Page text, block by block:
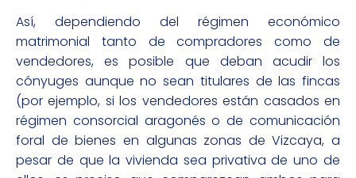
Así, dependiendo del régimen económico
matrimonial tanto de compradores como de
vendedores, es posible que deban acudir los
cónyuges aunque no sean titulares de las fincas
(por ejemplo, si los vendedores están casados en
régimen consorcial aragonés o de comunicación
foral de bienes en algunas zonas de Vizcaya, a
pesar de que la vivienda sea privativa de uno de